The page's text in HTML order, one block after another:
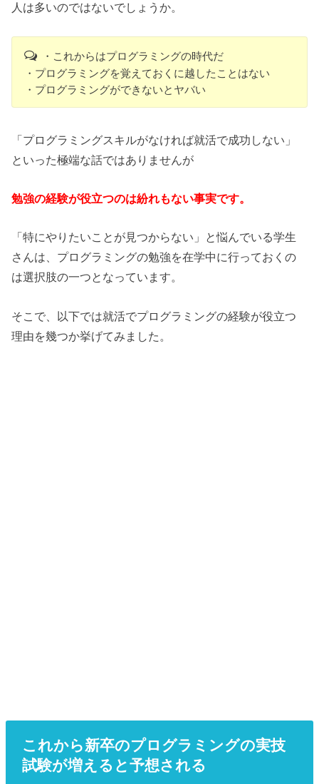
人は多いのではないでしょうか。
・これからはプログラミングの時代だ
・プログラミングを覚えておくに越したことはない
・プログラミングができないとヤバい
「プログラミングスキルがなければ就活で成功しない」
といった極端な話ではありませんが
勉強の経験が役立つのは紛れもない事実です。
「特にやりたいことが見つからない」と悩んでいる学生
さんは、プログラミングの勉強を在学中に行っておくの
は選択肢の一つとなっています。
そこで、以下では就活でプログラミングの経験が役立つ
理由を幾つか挙げてみました。
これから新卒のプログラミングの実技
試験が増えると予想される